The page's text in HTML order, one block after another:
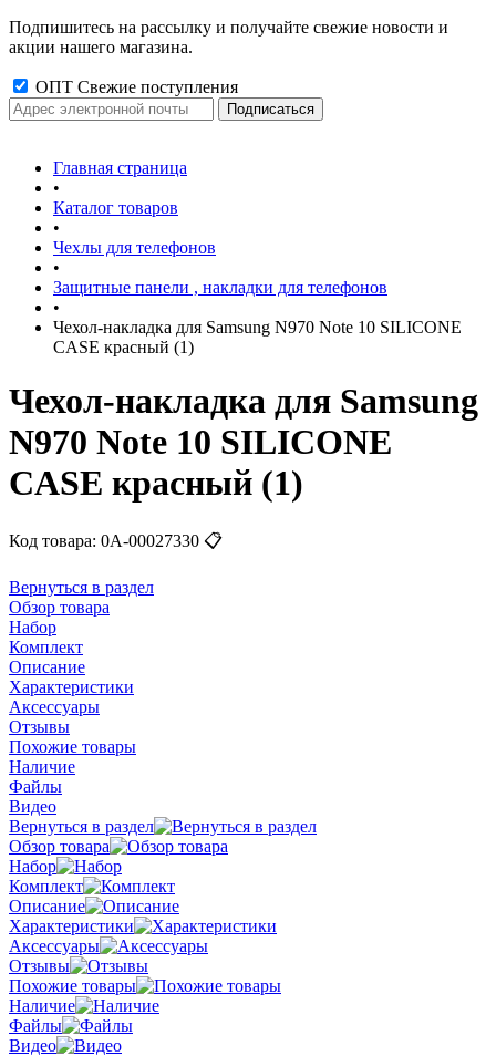
Подпишитесь на рассылку и получайте свежие новости и
акции нашего магазина.
ОПТ Свежие поступления
Главная страница
•
Каталог товаров
•
Чехлы для телефонов
•
Защитные панели , накладки для телефонов
•
Чехол-накладка для Samsung N970 Note 10 SILICONE
CASE красный (1)
Чехол-накладка для Samsung
N970 Note 10 SILICONE
CASE красный (1)
Код товара: 0А-00027330 📋
Вернуться в раздел
Обзор товара
Набор
Комплект
Описание
Характеристики
Аксессуары
Отзывы
Похожие товары
Наличие
Файлы
Видео
Вернуться в раздел
Обзор товара
Набор
Комплект
Описание
Характеристики
Аксессуары
Отзывы
Похожие товары
Наличие
Файлы
Видео